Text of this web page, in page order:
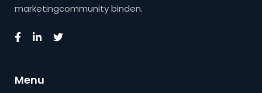
marketingcommunity binden.
Menu